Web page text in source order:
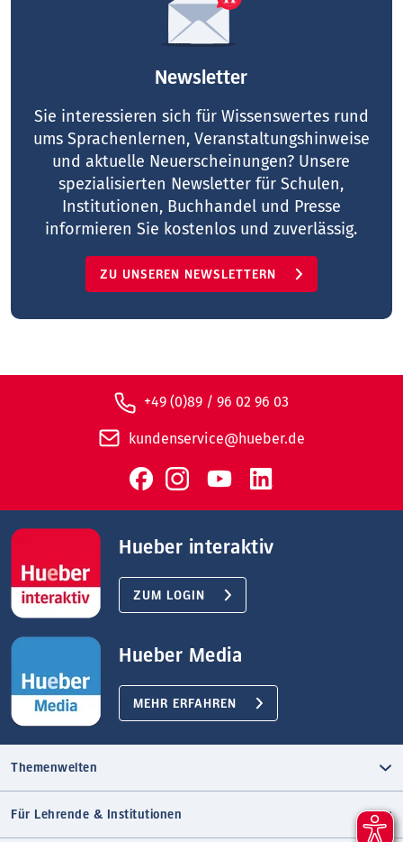
Newsletter
Sie interessieren sich für Wissenswertes rund
ums Sprachenlernen, Veranstaltungshinweise
und aktuelle Neuerscheinungen? Unsere
spezialisierten Newsletter für Schulen,
Institutionen, Buchhandel und Presse
informieren Sie kostenlos und zuverlässig.
ZU UNSEREN NEWSLETTERN
+49 (0)89 / 96 02 96 03
kundenservice@hueber.de
Hueber interaktiv
ZUM LOGIN
Hueber Media
MEHR ERFAHREN
Themenwelten
Für Lehrende & Institutionen